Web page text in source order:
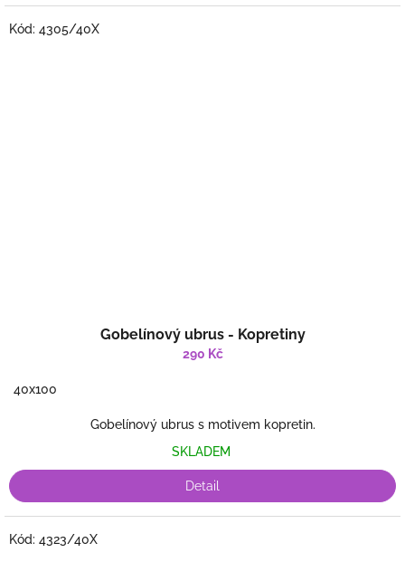
Gobelínový ubrus - Kopretiny
290 Kč
40x100
Gobelínový ubrus s motivem kopretin.
SKLADEM
Detail
Kód: 4305/40X
Kód: 4323/40X